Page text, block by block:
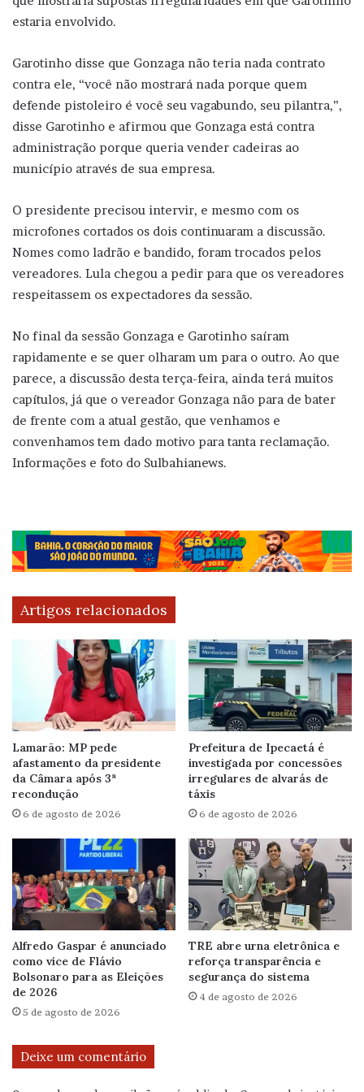
estaria envolvido.
Garotinho disse que Gonzaga não teria nada contrato
contra ele, “você não mostrará nada porque quem
defende pistoleiro é você seu vagabundo, seu pilantra,”,
disse Garotinho e afirmou que Gonzaga está contra
administração porque queria vender cadeiras ao
município através de sua empresa.
O presidente precisou intervir, e mesmo com os
microfones cortados os dois continuaram a discussão.
Nomes como ladrão e bandido, foram trocados pelos
vereadores. Lula chegou a pedir para que os vereadores
respeitassem os expectadores da sessão.
No final da sessão Gonzaga e Garotinho saíram
rapidamente e se quer olharam um para o outro. Ao que
parece, a discussão desta terça-feira, ainda terá muitos
capítulos, já que o vereador Gonzaga não para de bater
de frente com a atual gestão, que venhamos e
convenhamos tem dado motivo para tanta reclamação.
Informações e foto do Sulbahianews.
Artigos relacionados
Lamarão: MP pede
afastamento da presidente
da Câmara após 3ª
recondução
6 de agosto de 2026
Prefeitura de Ipecaetá é
investigada por concessões
irregulares de alvarás de
táxis
6 de agosto de 2026
Alfredo Gaspar é anunciado
como vice de Flávio
Bolsonaro para as Eleições
de 2026
5 de agosto de 2026
TRE abre urna eletrônica e
reforça transparência e
segurança do sistema
4 de agosto de 2026
Deixe um comentário